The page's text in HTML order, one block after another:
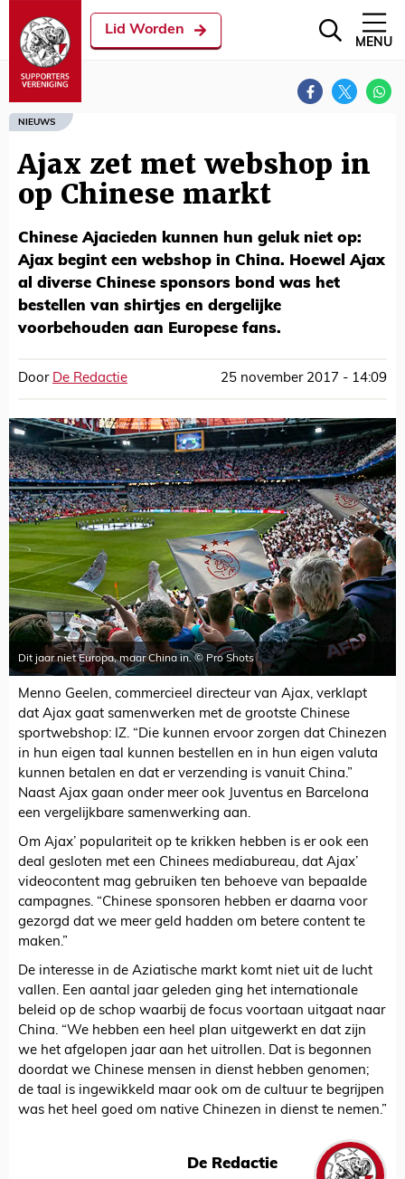
Lid Worden
MENU
NIEUWS
Ajax zet met webshop in
op Chinese markt
Chinese Ajacieden kunnen hun geluk niet op:
Ajax begint een webshop in China. Hoewel Ajax
al diverse Chinese sponsors bond was het
bestellen van shirtjes en dergelijke
voorbehouden aan Europese fans.
Door De Redactie 25 november 2017 - 14:09
Dit jaar niet Europa, maar China in. © Pro Shots
Menno Geelen, commercieel directeur van Ajax, verklapt
dat Ajax gaat samenwerken met de grootste Chinese
sportwebshop: IZ. “Die kunnen ervoor zorgen dat Chinezen
in hun eigen taal kunnen bestellen en in hun eigen valuta
kunnen betalen en dat er verzending is vanuit China.”
Naast Ajax gaan onder meer ook Juventus en Barcelona
een vergelijkbare samenwerking aan.
Om Ajax’ populariteit op te krikken hebben is er ook een
deal gesloten met een Chinees mediabureau, dat Ajax’
videocontent mag gebruiken ten behoeve van bepaalde
campagnes. “Chinese sponsoren hebben er daarna voor
gezorgd dat we meer geld hadden om betere content te
maken.”
De interesse in de Aziatische markt komt niet uit de lucht
vallen. Een aantal jaar geleden ging het internationale
beleid op de schop waarbij de focus voortaan uitgaat naar
China. “We hebben een heel plan uitgewerkt en dat zijn
we het afgelopen jaar aan het uitrollen. Dat is begonnen
doordat we Chinese mensen in dienst hebben genomen;
de taal is ingewikkeld maar ook om de cultuur te begrijpen
was het heel goed om native Chinezen in dienst te nemen.”
De Redactie